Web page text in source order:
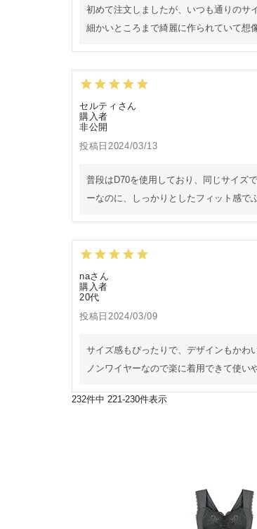
初めて注文しましたが、いつも通りのサ
細かいところまで綺麗に作られていて想
セルティ
購入者
非公開
投稿日 2024/03/13
普段はD70を使用しており、同じサイズ
ーなのに、しっかりとしたフィット感
na
購入者
20代
投稿日 2024/03/09
サイズ感もぴったりで、デザインもかわ
ノンワイヤーなので楽に着用できて使い
232件中 221 -230件表示